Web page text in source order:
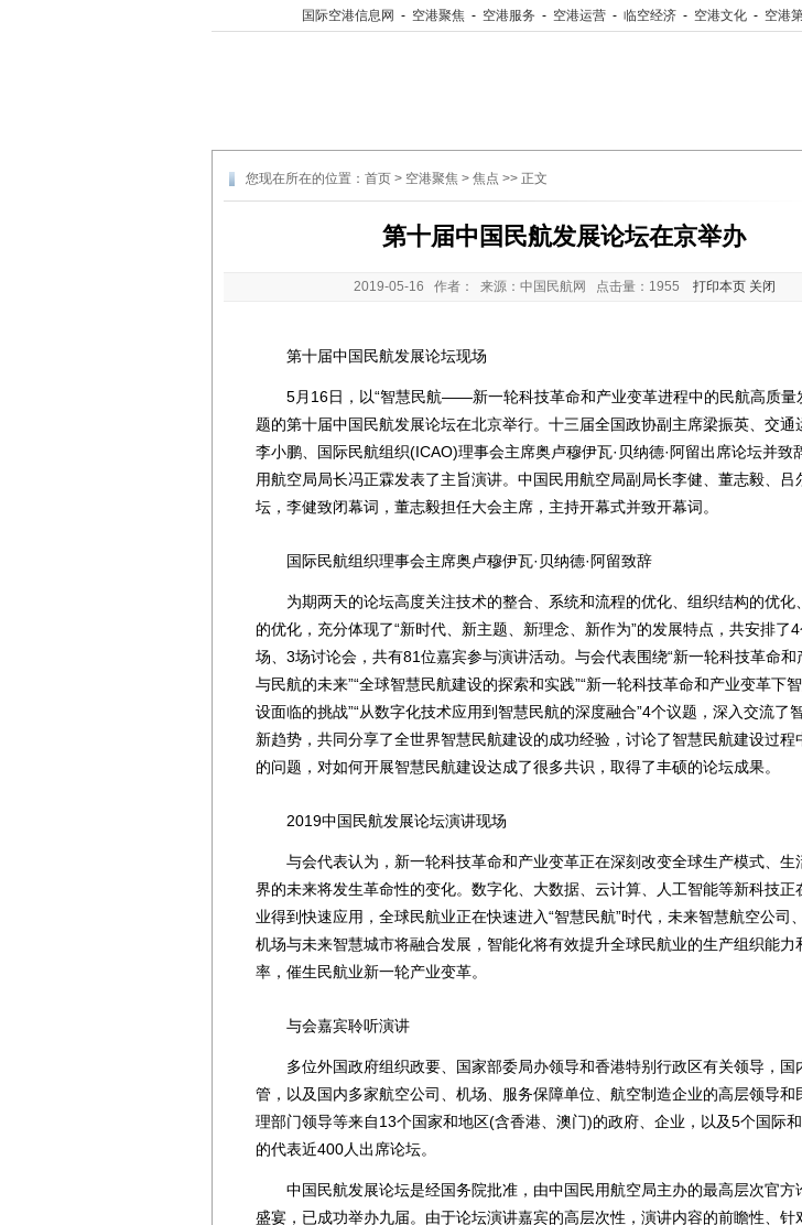
国际空港信息网 - 空港聚焦 - 空港服务 - 空港运营 - 临空经济 - 空港文化 - 空港
您现在所在的位置： 首页 > 空港聚焦 > 焦点 >> 正文
第十届中国民航发展论坛在京举办
2019-05-16 作者： 来源：中国民航网 点击量： 1955 打印本页 关闭
第十届中国民航发展论坛现场
5月16日，以“智慧民航——新一轮科技革命和产业变革进程中的民航高质量
题的第十届中国民航发展论坛在北京举行。十三届全国政协副主席梁振英、交通
李小鹏、国际民航组织(ICAO)理事会主席奥卢穆伊瓦·贝纳德·阿留出席论坛并致
用航空局局长冯正霖发表了主旨演讲。中国民用航空局副局长李健、董志毅、吕
坛，李健致闭幕词，董志毅担任大会主席，主持开幕式并致开幕词。
国际民航组织理事会主席奥卢穆伊瓦·贝纳德·阿留致辞
为期两天的论坛高度关注技术的整合、系统和流程的优化、组织结构的优化
的优化，充分体现了“新时代、新主题、新理念、新作为”的发展特点，共安排了
场、3场讨论会，共有81位嘉宾参与演讲活动。与会代表围绕“新一轮科技革命和
与民航的未来”“全球智慧民航建设的探索和实践”“新一轮科技革命和产业变革下
设面临的挑战”“从数字化技术应用到智慧民航的深度融合”4个议题，深入交流了
新趋势，共同分享了全世界智慧民航建设的成功经验，讨论了智慧民航建设过程
的问题，对如何开展智慧民航建设达成了很多共识，取得了丰硕的论坛成果。
2019中国民航发展论坛演讲现场
与会代表认为，新一轮科技革命和产业变革正在深刻改变全球生产模式、生
界的未来将发生革命性的变化。数字化、大数据、云计算、人工智能等新科技正
业得到快速应用，全球民航业正在快速进入“智慧民航”时代，未来智慧航空公司
机场与未来智慧城市将融合发展，智能化将有效提升全球民航业的生产组织能力
率，催生民航业新一轮产业变革。
与会嘉宾聆听演讲
多位外国政府组织政要、国家部委局办领导和香港特别行政区有关领导，国
管，以及国内多家航空公司、机场、服务保障单位、航空制造企业的高层领导和
理部门领导等来自13个国家和地区(含香港、澳门)的政府、企业，以及5个国际
的代表近400人出席论坛。
中国民航发展论坛是经国务院批准，由中国民用航空局主办的最高层次官方
盛宴，已成功举办九届。由于论坛演讲嘉宾的高层次性，演讲内容的前瞻性、针